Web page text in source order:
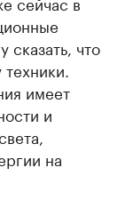
сказать, что
имеет
и
на